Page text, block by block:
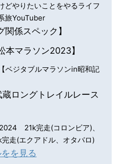
どやりたいことをやるライフ
旅YouTuber
関係スペック】
本マラソン2023】
ベジタブルマラソンin昭和記
蔵ロングトレイルレース
21k完走(コロンビア)、
走(エクアドル、オタバロ)
を見る